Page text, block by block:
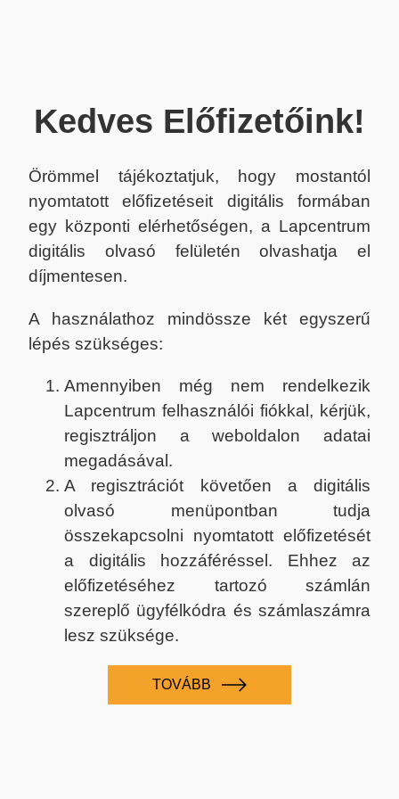
Kedves Előfizetőink!
Örömmel tájékoztatjuk, hogy mostantól
nyomtatott előfizetéseit digitális formában
egy központi elérhetőségen, a Lapcentrum
digitális olvasó felületén olvashatja el
díjmentesen.
A használathoz mindössze két egyszerű
lépés szükséges:
Amennyiben még nem rendelkezik
Lapcentrum felhasználói fiókkal, kérjük,
regisztráljon a weboldalon adatai
megadásával.
A regisztrációt követően a digitális
olvasó menüpontban tudja
összekapcsolni nyomtatott előfizetését
a digitális hozzáféréssel. Ehhez az
előfizetéséhez tartozó számlán
szereplő ügyfélkódra és számlaszámra
lesz szüksége.
TOVÁBB